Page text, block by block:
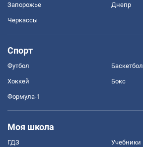
Запорожье Днепр
Черкассы
Спорт
Футбол Баскетбол
Хоккей Бокс
Формула-1
Моя школа
ГДЗ Учебники